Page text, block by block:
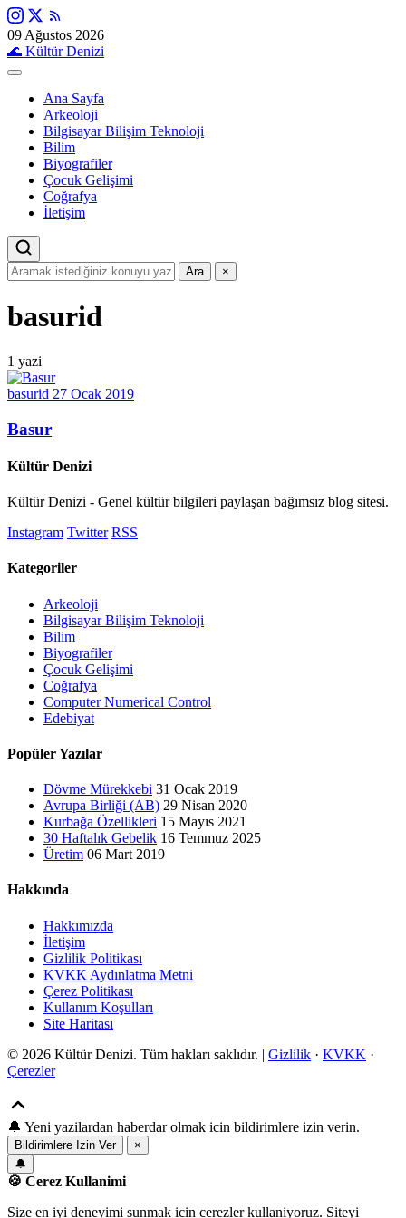
09 Ağustos 2026
🌊 Kültür Denizi
Ana Sayfa
Arkeoloji
Bilgisayar Bilişim Teknoloji
Bilim
Biyografiler
Çocuk Gelişimi
Coğrafya
İletişim
Ara ×
basurid
1 yazi
basurid 27 Ocak 2019
Basur
Kültür Denizi
Kültür Denizi - Genel kültür bilgileri paylaşan bağımsız blog sitesi.
Instagram Twitter RSS
Kategoriler
Arkeoloji
Bilgisayar Bilişim Teknoloji
Bilim
Biyografiler
Çocuk Gelişimi
Coğrafya
Computer Numerical Control
Edebiyat
Popüler Yazılar
Dövme Mürekkebi 31 Ocak 2019
Avrupa Birliği (AB) 29 Nisan 2020
Kurbağa Özellikleri 15 Mayıs 2021
30 Haftalık Gebelik 16 Temmuz 2025
Üretim 06 Mart 2019
Hakkında
Hakkımızda
İletişim
Gizlilik Politikası
KVKK Aydınlatma Metni
Çerez Politikası
Kullanım Koşulları
Site Haritası
© 2026 Kültür Denizi. Tüm hakları saklıdır. | Gizlilik · KVKK ·
Çerezler
🔔 Yeni yazilardan haberdar olmak icin bildirimlere izin verin.
Bildirimlere Izin Ver
×
🔔
🍪 Cerez Kullanimi
Size en iyi deneyimi sunmak icin cerezler kullaniyoruz. Siteyi